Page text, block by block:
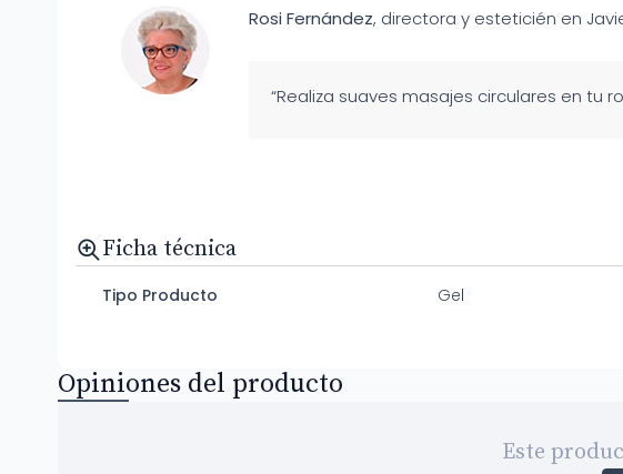
Rosi Fernández, directora y esteticién en
“Realiza suaves masajes circulares en tu
Ficha técnica
Tipo Producto Gel
Opiniones del producto
Este